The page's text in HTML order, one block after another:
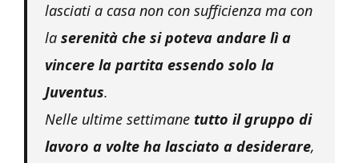
lasciati a casa non con sufficienza ma con
la serenità che si poteva andare lì a
vincere la partita essendo solo la
Juventus.
Nelle ultime settimane tutto il gruppo di
lavoro a volte ha lasciato a desiderare,